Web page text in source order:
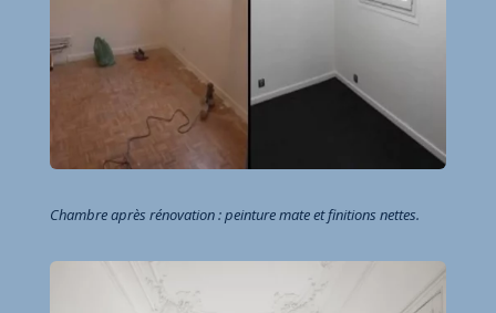
Chambre après rénovation : peinture mate et finitions nettes.